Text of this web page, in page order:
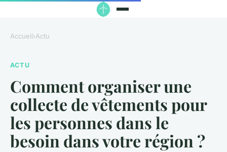
Accueil›Actu
ACTU
Comment organiser une
collecte de vêtements pour
les personnes dans le
besoin dans votre région ?